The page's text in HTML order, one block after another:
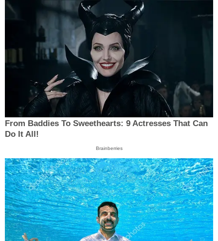
From Baddies To Sweethearts: 9 Actresses That Can
Do It All!
Brainberries